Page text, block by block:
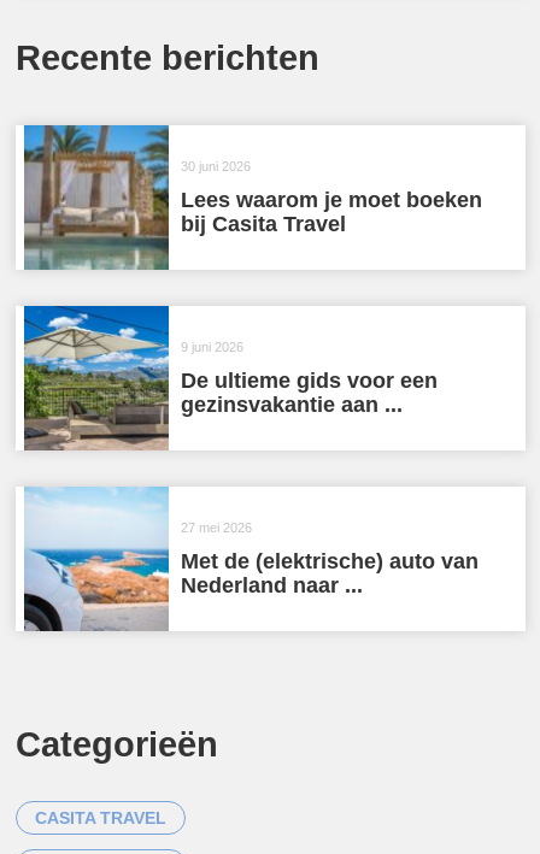
Recente berichten
30 juni 2026
Lees waarom je moet boeken
bij Casita Travel
9 juni 2026
De ultieme gids voor een
gezinsvakantie aan ...
27 mei 2026
Met de (elektrische) auto van
Nederland naar ...
Categorieën
CASITA TRAVEL